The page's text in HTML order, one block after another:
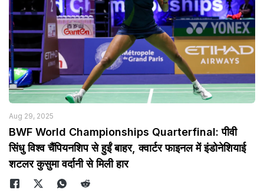
Aug 29, 2025
BWF World Championships Quarterfinal: पीवी
सिंधु विश्व चैंपियनशिप से हुईं बाहर, क्वार्टर फाइनल में इंडोनेशियाई
शटलर कुसुमा वर्दानी से मिली हार